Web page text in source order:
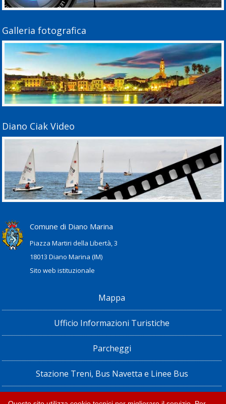
Galleria fotografica
Diano Ciak Video
Comune di Diano Marina
Piazza Martiri della Libertà, 3
18013 Diano Marina (IM)
Sito web istituzionale
Mappa
Ufficio Informazioni Turistiche
Parcheggi
Stazione Treni, Bus Navetta e Linee Bus
Privacy policy e note legali